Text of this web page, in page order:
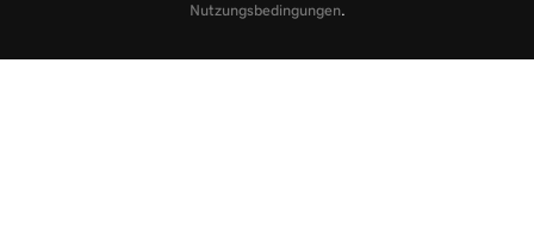
Nutzungsbedingungen.